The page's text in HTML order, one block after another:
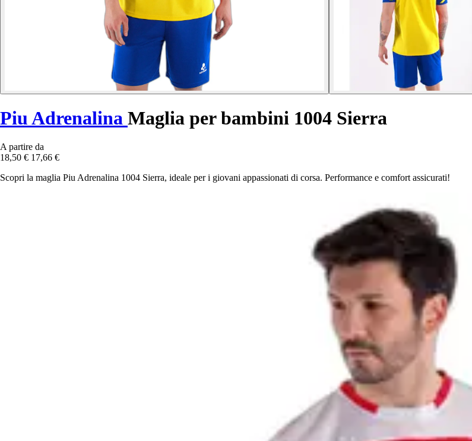
Piu Adrenalina Maglia per bambini 1004 Sierra
A partire da
18,50 € 17,66 €
Scopri la maglia Piu Adrenalina 1004 Sierra, ideale per i giovani appassionati di corsa. Performance e comfort assicurati!